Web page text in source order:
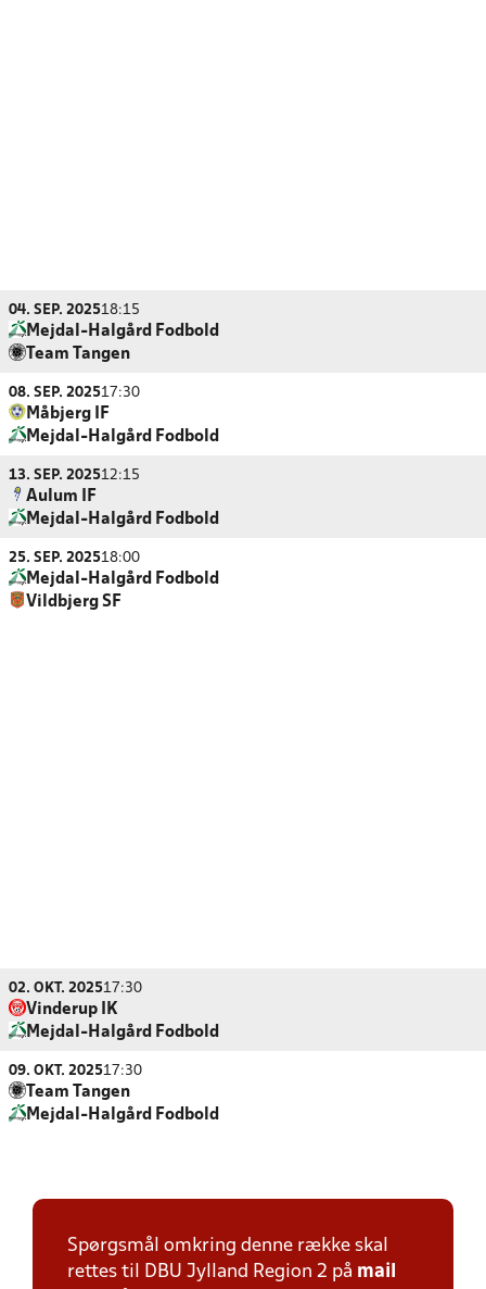
04. SEP. 202518:15
Mejdal-Halgård Fodbold
Team Tangen
08. SEP. 202517:30
Måbjerg IF
Mejdal-Halgård Fodbold
13. SEP. 202512:15
Aulum IF
Mejdal-Halgård Fodbold
25. SEP. 202518:00
Mejdal-Halgård Fodbold
Vildbjerg SF
02. OKT. 202517:30
Vinderup IK
Mejdal-Halgård Fodbold
09. OKT. 202517:30
Team Tangen
Mejdal-Halgård Fodbold
Spørgsmål omkring denne række skal
rettes til DBU Jylland Region 2 på mail